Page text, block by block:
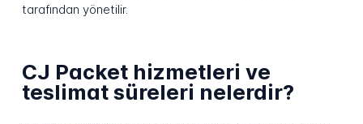
tarafından yönetilir.
CJ Packet hizmetleri ve
teslimat süreleri nelerdir?